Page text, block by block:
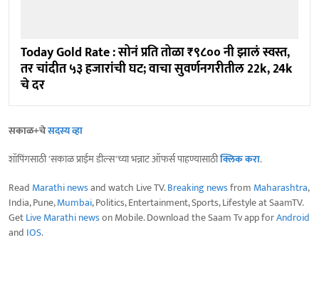
Today Gold Rate : सोनं प्रति तोळा ₹९८०० नी झालं स्वस्त,
तर चांदीत ५३ हजारांची घट; वाचा सुवर्णनगरीतील 22k, 24k
चे दर
सकाळ+चेसदस्य व्हा
शॉपिंगसाठी 'सकाळ प्राईम डील्स'च्या भन्नाट ऑफर्स पाहण्यासाठीक्लिक करा.
Read Marathi newsand watch Live TV.Breaking newsfrom Maharashtra,
India, Pune,Mumbai, Politics, Entertainment, Sports, Lifestyle at SaamTV.
GetLive Marathi newson Mobile. Download the Saam Tv app forAndroid
and IOS.